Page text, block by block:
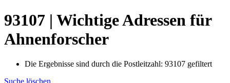
93107 | Wichtige Adressen für
Ahnenforscher
Die Ergebnisse sind durch die Postleitzahl: 93107 gefiltert